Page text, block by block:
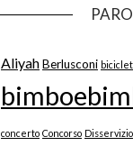
AliyahBerlusconi
concerto Concorso Disservizio